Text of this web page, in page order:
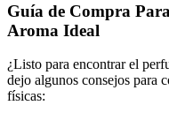
Guía de Compra
Aroma Ideal
¿Listo para encontrar el
dejo algunos consejos para
físicas: